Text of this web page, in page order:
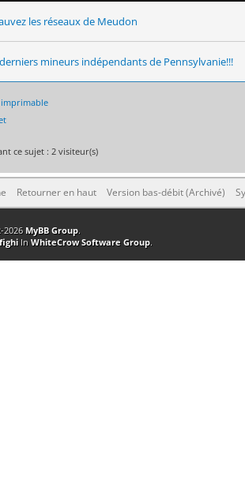
les réseaux de Meudon
mineurs indépendants de Pennsylvanie!!!
ce sujet : 2 visiteur(s)
Retourner en haut Version bas-débit (Archivé)
2026MyBB Group.
In WhiteCrow Software Group.